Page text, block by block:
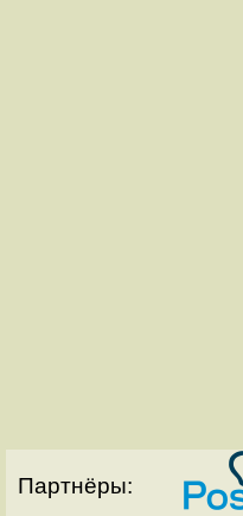
Партнёры: